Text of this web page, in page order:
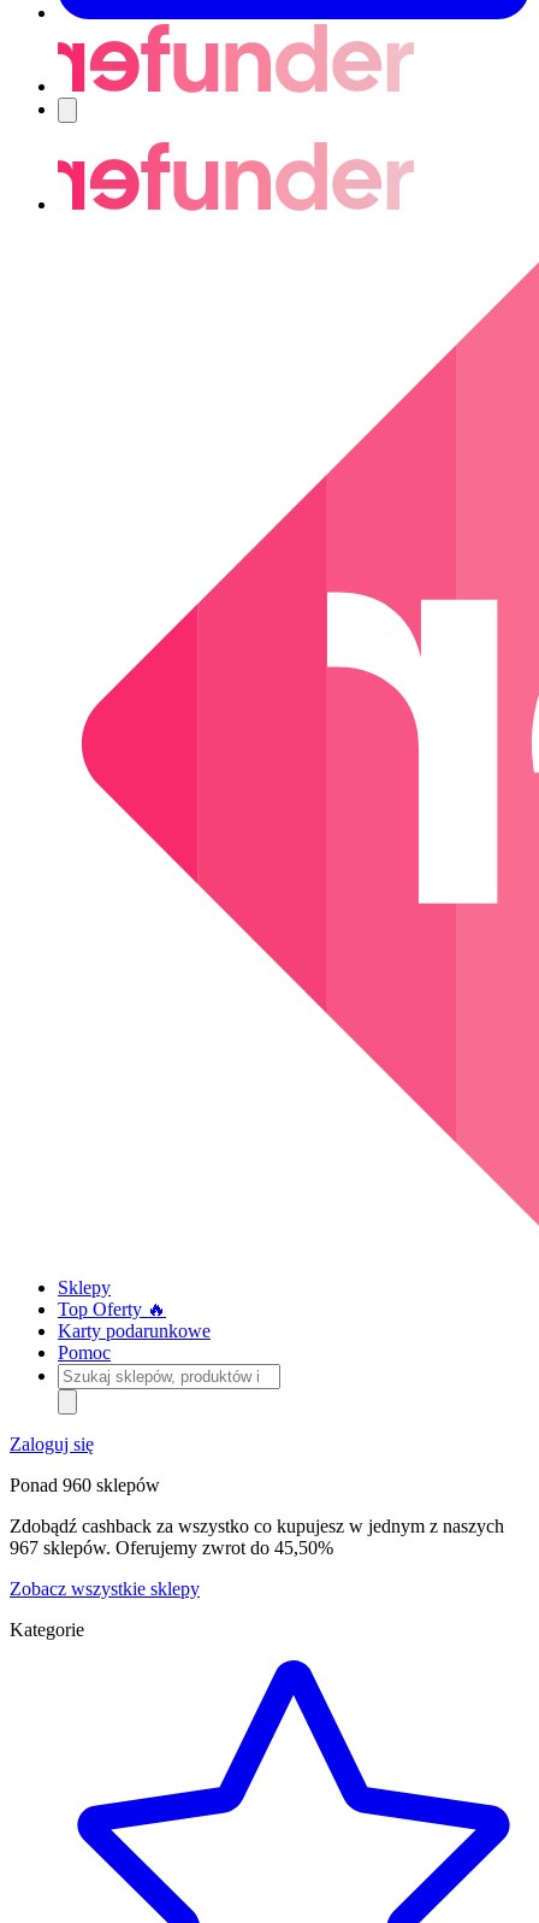
Sklepy
Top Oferty 🔥
Karty podarunkowe
Pomoc
Szukaj
sklepów,
produktów
i
kategorii
Zaloguj się
Ponad 960 sklepów
Zdobądź cashback za wszystko co kupujesz w jednym z naszych
967 sklepów. Oferujemy zwrot do 45,50%
Zobacz wszystkie sklepy
Kategorie